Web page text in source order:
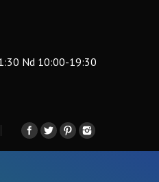
Nd 10:00-19:30